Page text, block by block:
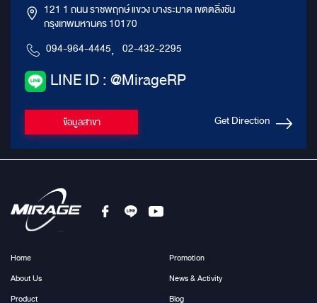
121 1 ถนน ราชพฤกษ์ แขวง บางระมาด เขตตลิ่งชัน
กรุงเทพมหานคร 10170
094-964-4445, 02-432-2295
LINE ID : @MirageRP
ข้อมูลสาขา Get Direction
Home
About Us
Product
Promotion
News & Activity
Blog